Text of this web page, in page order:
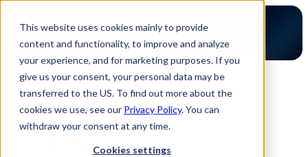
This website uses cookies mainly to provide
content and functionality, to improve and analyze
your experience, and for marketing purposes. If you
give us your consent, your personal data may be
transferred to the US. To find out more about the
cookies we use, see our Privacy Policy. You can
withdraw your consent at any time.
Cookies settings
Zurück zur Partner Übersicht